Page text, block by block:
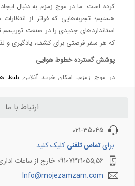
هواپیمایی معراج - Meraj Airlines
هواپیمایی تابان - Taban Airlines
بلیط ارزان هواپیما ایران ایر؛ بهترین
خرید بلیط هواپیما ماهان ⭐️هواپیمایی
رزرو بلیط هواپیمایی
چک لیست کامل سفر حج: از لباس احرام تا
قیمت حج عمره 1404 | هزینه‌ها و شرایط ثبت‌نام با موج زمزم
راهنمای کامل سامانه کارگزاران حج و زیارت
تجربه ناب ثبت نام حج تمتع با موج زمزم -
کرده است. ما در موج زمزم به دنبال
هستیم؛ تجربه‌هایی که فراتر از
استانداردهای جدیدی را در صنعت توریسم
که هر سفر فرصتی برای کشف، یادگیری و
پوشش گسترده خطوط هوایی
در موج زمزم، امکان خرید آنلاین بلیط
پرواز موردنظر خود
رزرو کنید. ما تجربه‌ای سریع، مطمئن و
قرار می‌دهیم، تا سفر خود را با خیال راحت
همین حالا پرواز خود را رزرو کنید!
رزرو هتل‌های متنوع
آژانس مسافرتی موج زمزمبه شما این
ارتباط با ما
021-35045
برایتماس تلفنی کلیک کنید
09107321055,56 خارج از ساعات اداری
Info@mojezamzam.com